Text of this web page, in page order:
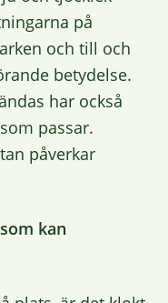
på
och till och
betydelse.
har också
passar.
påverkar
kan